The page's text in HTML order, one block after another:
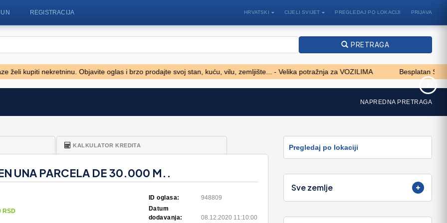
REGISTRACIJA HRVATSKI CIJELI SVIJET PREGLEDAJ PO LOKACIJI PRIJAVA
PRETRAGA
nekretninu. Objavite oglas i brzo prodajte svoj stan, kuću, vilu, zemljište... - Velika potražnja za VOZILIMA Besplatan SKOK NA
Квартира с ремонтом ,мебелью и
NAPREDNA PRETRAGA
KALKULATOR KREDITA
UNA PARCELA DE 30.000 M..
RSD
ID oglasa:
948809
Datum
dodavanja:
08.12.2020 11:10:00
Pregledaj po lokaciji
Sve zemlje